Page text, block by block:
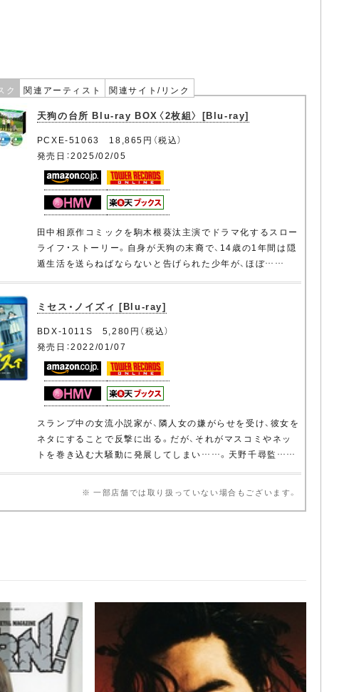
ク 関連アーティスト 関連サイト/リンク
天狗の台所 Blu-ray BOX〈2枚組〉 [Blu-ray]
PCXE-51063 18,865円（税込）
発売日：2025/02/05
田中相原作コミックを駒木根葵汰主演でドラマ化するスロー
ライフ・ストーリー。自身が天狗の末裔で、14歳の1年間は隠
遁生活を送らねばならないと告げられた少年が、ほぼ……
ミセス・ノイズィ [Blu-ray]
BDX-1011S 5,280円（税込）
発売日：2022/01/07
スランプ中の女流小説家が、隣人女の嫌がらせを受け、彼女を
ネタにすることで反撃に出る。だが、それがマスコミやネッ
トを巻き込む大騒動に発展してしまい……。天野千尋監……
※ 一部店舗では取り扱っていない場合もございます。